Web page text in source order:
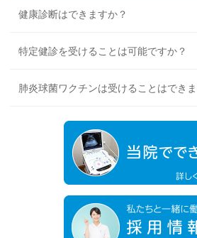
健康診断はできますか？
特定健診を受けることは可能ですか？
肺炎球菌ワクチンは受けることはでき